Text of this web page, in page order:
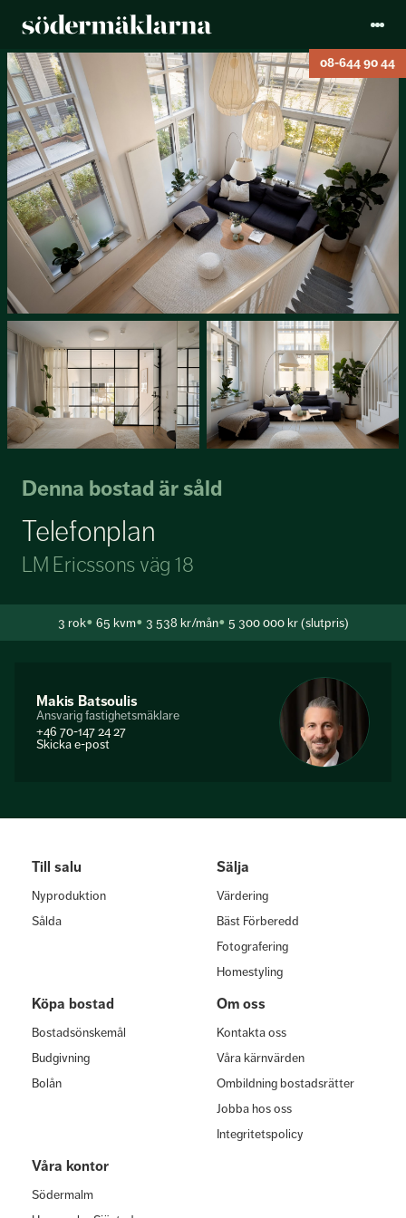
08-644 90 44
Denna bostad är såld
LM Ericssons väg 18
Telefonplan
3 rok 65 kvm 3 538 kr/mån 5 300 000 kr (slutpris)
Makis Batsoulis
Ansvarig fastighetsmäklare
+46 70-147 24 27
Skicka e-post
Till salu
Nyproduktion
Sålda
Sälja
Värdering
Bäst Förberedd
Fotografering
Homestyling
Köpa bostad
Bostadsönskemål
Budgivning
Bolån
Om oss
Kontakta oss
Våra kärnvärden
Ombildning bostadsrätter
Jobba hos oss
Integritetspolicy
Våra kontor
Södermalm